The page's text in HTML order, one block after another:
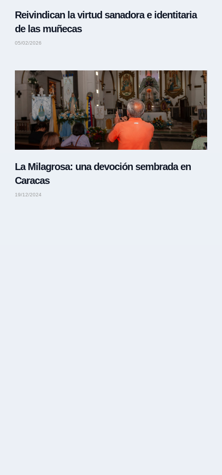
Reivindican la virtud sanadora e identitaria
de las muñecas
05/02/2026
La Milagrosa: una devoción sembrada en
Caracas
19/12/2024